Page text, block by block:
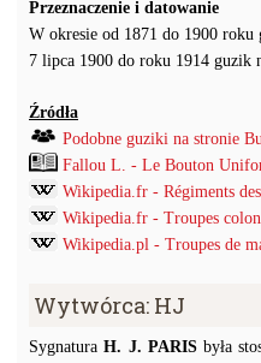
Przeznaczenie i datowanie
W okresie od 1871 do 1900 roku
7 lipca 1900 do roku 1914 guzik
Źródła
Podobne guziki na stronie
Fallou L. - Le Bouton
Wikipedia.fr - Régiments
Wikipedia.fr - Troupes
Wikipedia.pl - Troupes de
Wytwórca: HJ
SygnaturaH. J. PARISbyła